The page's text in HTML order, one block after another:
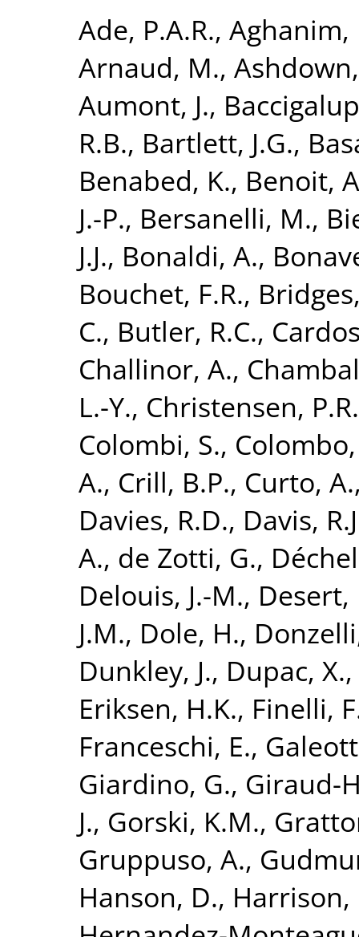
Ade, P.A.R., Aghanim,
Arnaud, M.,
Aumont, J.,
R.B., Bartlett, J.G.,
Benabed, K., Benoit,
J.-P., Bersanelli, M.,
J.J., Bonaldi, A.,
Bouchet, F.R.,
C., Butler, R.C.,
Challinor, A.,
L.-Y., Christensen, P.R.
Colombi, S.,
A., Crill, B.P., Curto, A.
Davies, R.D., Davis,
A., de Zotti, G.,
Delouis, J.-M., Desert,
J.M., Dole, H.,
Dunkley, J., Dupac, X.,
Eriksen, H.K., Finelli,
Franceschi, E.,
Giardino, G., Giraud-
J., Gorski, K.M.,
Gruppuso, A.,
Hanson, D., Harrison,